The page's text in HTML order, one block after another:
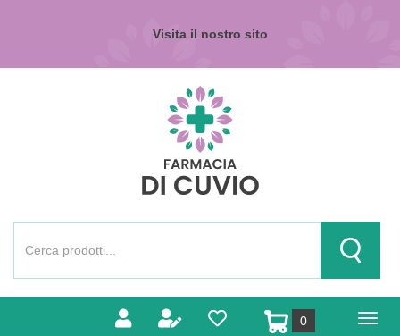
Visita il nostro sito
Prodotto
Cerca
0prodotti